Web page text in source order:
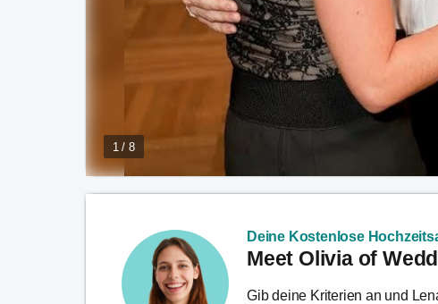
1 / 8
Deine Kostenlose
Meet Olivia of
Gib deine Kriterien an und